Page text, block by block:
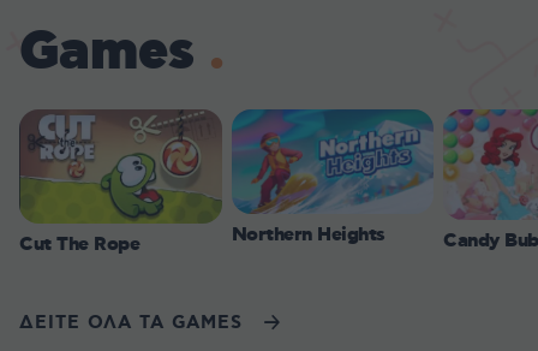
Games
Cut The Rope Northern Heights Candy
ΔΕΙΤΕ ΟΛΑ ΤΑ GAMES